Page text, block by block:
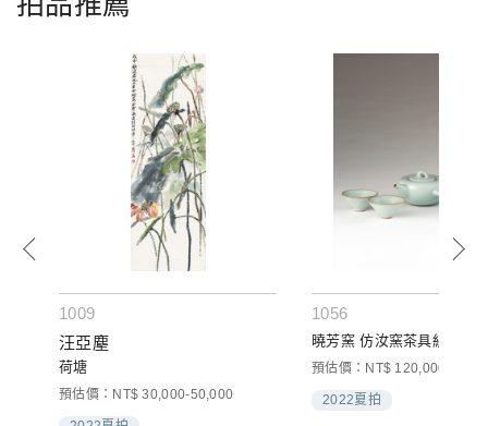
1009
汪亞塵
荷塘
預估價：NT$ 30,000-50,000
1056
曉芳窯 仿汝窯茶具組 (一壺
預估價：NT$ 120,000-
2022夏拍